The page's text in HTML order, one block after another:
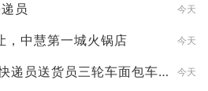
员 今天
，中慧第一城火锅店 今天
递员送货员三轮车面包车
今天